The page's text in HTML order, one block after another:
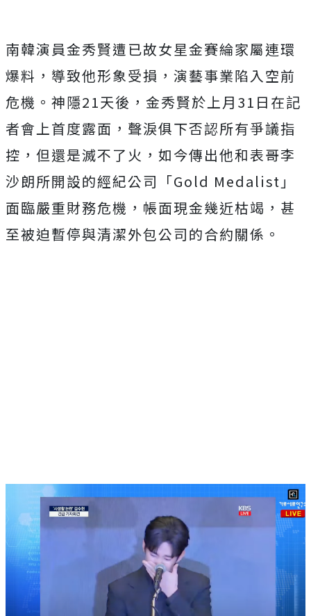
南韓演員金秀賢遭已故女星金賽綸家屬連環
爆料，導致他形象受損，演藝事業陷入空前
危機。神隱21天後，金秀賢於上月31日在記
者會上首度露面，聲淚俱下否認所有爭議指
控，但還是滅不了火，如今傳出他和表哥李
沙朗所開設的經紀公司「Gold Medalist」
面臨嚴重財務危機，帳面現金幾近枯竭，甚
至被迫暫停與清潔外包公司的合約關係。